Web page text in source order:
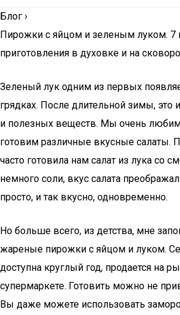
Блог ›
Пирожки с яйцом и зеленым луком. 7
приготовления в духовке и на
Зеленый лук одним из первых
грядках. После длительной зимы, это
и полезных веществ. Мы очень
готовим различные вкусные салаты.
часто готовила нам салат из лука со
немного соли, вкус салата
просто, и так вкусно, одновременно.
Но больше всего, из детства, мне
жареные пирожки с яйцом и луком.
доступна круглый год, продается на
супермаркете. Готовить можно не
Вы даже можете использовать